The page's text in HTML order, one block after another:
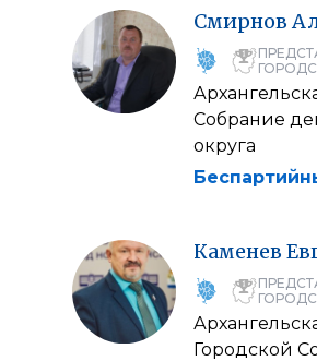
Смирнов
Собрание
округа
Каменев
Городской